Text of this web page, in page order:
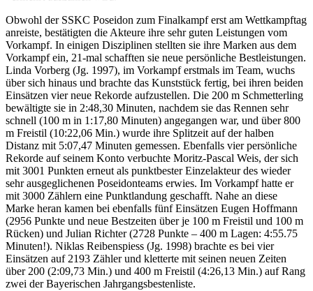
Obwohl der SSKC Poseidon zum Finalkampf erst am Wettkampftag
anreiste, bestätigten die Akteure ihre sehr guten Leistungen vom
Vorkampf. In einigen Disziplinen stellten sie ihre Marken aus dem
Vorkampf ein, 21-mal schafften sie neue persönliche Bestleistungen.
Linda Vorberg (Jg. 1997), im Vorkampf erstmals im Team, wuchs
über sich hinaus und brachte das Kunststück fertig, bei ihren beiden
Einsätzen vier neue Rekorde aufzustellen. Die 200 m Schmetterling
bewältigte sie in 2:48,30 Minuten, nachdem sie das Rennen sehr
schnell (100 m in 1:17,80 Minuten) angegangen war, und über 800
m Freistil (10:22,06 Min.) wurde ihre Splitzeit auf der halben
Distanz mit 5:07,47 Minuten gemessen. Ebenfalls vier persönliche
Rekorde auf seinem Konto verbuchte Moritz-Pascal Weis, der sich
mit 3001 Punkten erneut als punktbester Einzelakteur des wieder
sehr ausgeglichenen Poseidonteams erwies. Im Vorkampf hatte er
mit 3000 Zählern eine Punktlandung geschafft. Nahe an diese
Marke heran kamen bei ebenfalls fünf Einsätzen Eugen Hoffmann
(2956 Punkte und neue Bestzeiten über je 100 m Freistil und 100 m
Rücken) und Julian Richter (2728 Punkte – 400 m Lagen: 4:55.75
Minuten!). Niklas Reibenspiess (Jg. 1998) brachte es bei vier
Einsätzen auf 2193 Zähler und kletterte mit seinen neuen Zeiten
über 200 (2:09,73 Min.) und 400 m Freistil (4:26,13 Min.) auf Rang
zwei der Bayerischen Jahrgangsbestenliste.